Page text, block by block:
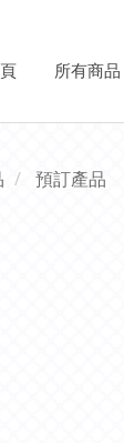
所有商品
預訂產品